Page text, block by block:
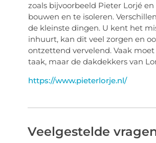
zoals bijvoorbeeld Pieter Lorjé
bouwen en te isoleren.
de kleinste dingen. U kent het
inhuurt, kan dit veel zorgen en
ontzettend vervelend. Vaak
taak, maar de dakdekkers van
https://www.pieterlorje.nl/
Veelgestelde